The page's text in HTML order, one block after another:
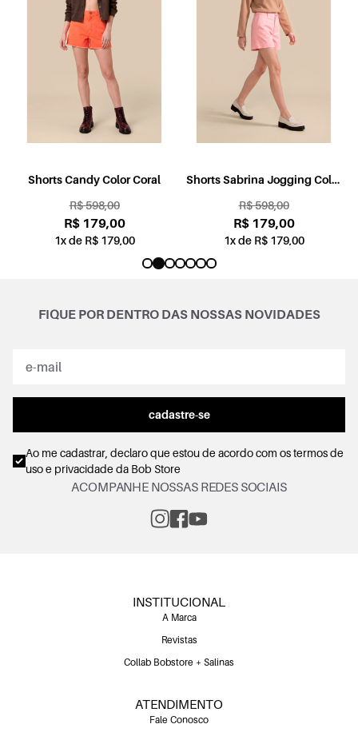
Shorts Candy Color Coral
R$ 598,00
R$ 179,00
1x de R$ 179,00
Shorts Sabrina Jogging Color
R$ 598,00
R$ 179,00
1x de R$ 179,00
FIQUE POR DENTRO DAS NOSSAS NOVIDADES
cadastre-se
Ao me cadastrar, declaro que estou de acordo com ostermos de
uso e privacidadeda Bob Store
ACOMPANHE NOSSAS REDES SOCIAIS
INSTITUCIONAL
A Marca
Revistas
Collab Bobstore + Salinas
ATENDIMENTO
Fale Conosco